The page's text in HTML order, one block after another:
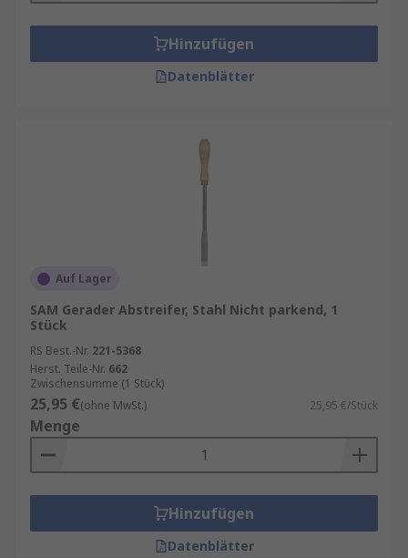
Hinzufügen
Datenblätter
Auf Lager
SAM Gerader Abstreifer, Stahl Nicht parkend, 1
Stück
RS Best.-Nr. 221-5368
Herst. Teile-Nr. 662
Zwischensumme (1 Stück)
25,95 €(ohne MwSt.) 25,95 €/Stück
Menge
Hinzufügen
Datenblätter